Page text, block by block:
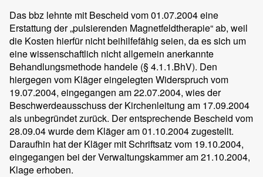
Das bbz lehnte mit Bescheid vom 01.07.2004 eine
Erstattung der „pulsierenden Magnetfeldtherapie“ ab, weil
die Kosten hierfür nicht beihilfefähig seien, da es sich um
eine wissenschaftlich nicht allgemein anerkannte
Behandlungsmethode handele (§ 4.1.1.BhV). Den
hiergegen vom Kläger eingelegten Widerspruch vom
19.07.2004, eingegangen am 22.07.2004, wies der
Beschwerdeausschuss der Kirchenleitung am 17.09.2004
als unbegründet zurück. Der entsprechende Bescheid vom
28.09.04 wurde dem Kläger am 01.10.2004 zugestellt.
Daraufhin hat der Kläger mit Schriftsatz vom 19.10.2004,
eingegangen bei der Verwaltungskammer am 21.10.2004,
Klage erhoben.